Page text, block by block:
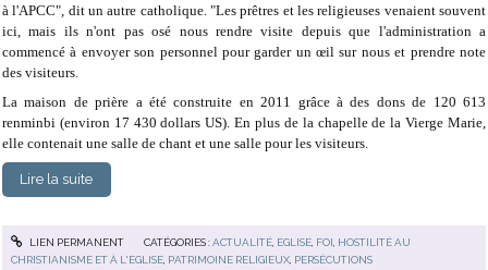
à l'APCC", dit un autre catholique. "Les prêtres et les religieuses venaient souvent
ici, mais ils n'ont pas osé nous rendre visite depuis que l'administration a
commencé à envoyer son personnel pour garder un œil sur nous et prendre note
des visiteurs.
La maison de prière a été construite en 2011 grâce à des dons de 120 613
renminbi (environ 17 430 dollars US). En plus de la chapelle de la Vierge Marie,
elle contenait une salle de chant et une salle pour les visiteurs.
Lire la suite
LIEN PERMANENT CATÉGORIES :ACTUALITÉ, EGLISE, FOI HOSTILITÉ AU
CHRISTIANISME ET À L'EGLISE PATRIMOINE RELIGIEUX PERSÉCUTIONS